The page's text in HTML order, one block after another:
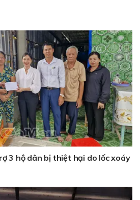
3 hộ dân bị thiệt hại do lốc xoáy